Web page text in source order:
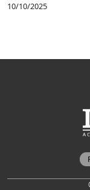
10/10/2025